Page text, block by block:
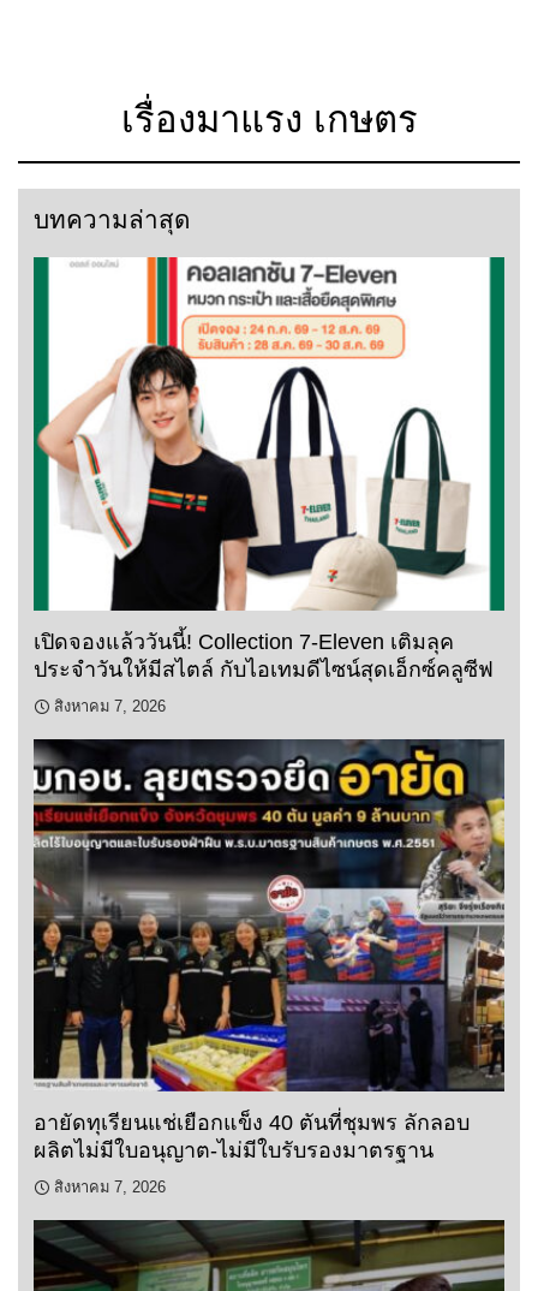
เรื่องมาแรง เกษตร
บทความล่าสุด
เปิดจองแล้ววันนี้! Collection 7-Eleven เติมลุค
ประจำวันให้มีสไตล์ กับไอเทมดีไซน์สุดเอ็กซ์คลูซีฟ
สิงหาคม 7, 2026
อายัดทุเรียนแช่เยือกแข็ง 40 ตันที่ชุมพร ลักลอบ
ผลิตไม่มีใบอนุญาต-ไม่มีใบรับรองมาตรฐาน
สิงหาคม 7, 2026